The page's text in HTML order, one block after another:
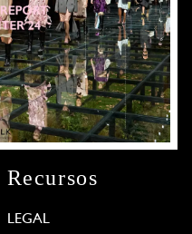
Recursos
LEGAL